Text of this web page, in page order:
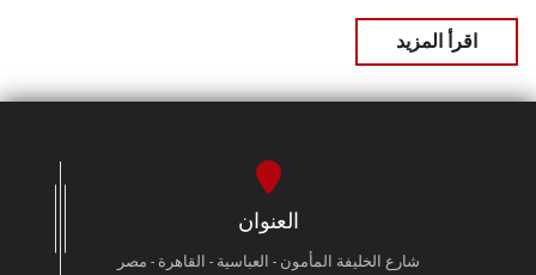
اقرأ المزيد
العنوان
شارع الخليفة المأمون - العباسية - القاهرة - مصر